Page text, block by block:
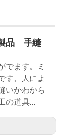
品 手縫
でます。ミ
す。人によ
いかわから
の道具...